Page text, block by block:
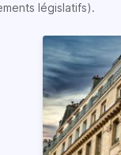
législatifs).